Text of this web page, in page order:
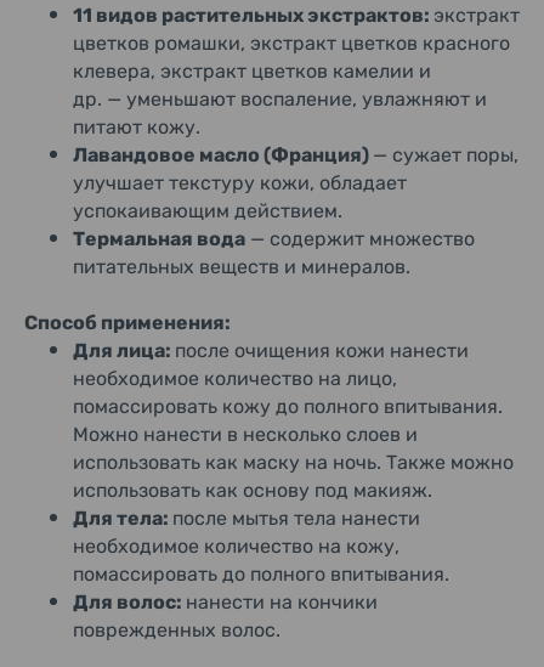
11 видов растительных экстрактов: экстракт
цветков ромашки, экстракт цветков красного
клевера, экстракт цветков камелии и
др. — уменьшают воспаление, увлажняют и
питают кожу.
Лавандовое масло (Франция) — сужает поры,
улучшает текстуру кожи, обладает
успокаивающим действием.
Термальная вода — содержит множество
питательных веществ и минералов.
Способ применения:
Для лица: после очищения кожи нанести
необходимое количество на лицо,
помассировать кожу до полного впитывания.
Можно нанести в несколько слоев и
использовать как маску на ночь. Также можно
использовать как основу под макияж.
Для тела: после мытья тела нанести
необходимое количество на кожу,
помассировать до полного впитывания.
Для волос: нанести на кончики
поврежденных волос.